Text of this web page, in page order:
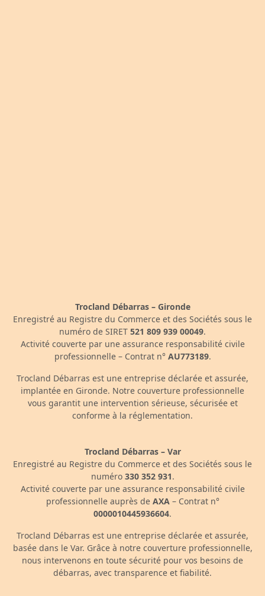
Trocland Débarras – Gironde
Enregistré au Registre du Commerce et des Sociétés sous le
numéro de SIRET 521 809 939 00049.
Activité couverte par une assurance responsabilité civile
professionnelle – Contrat n° AU773189.
Trocland Débarras est une entreprise déclarée et assurée,
implantée en Gironde. Notre couverture professionnelle
vous garantit une intervention sérieuse, sécurisée et
conforme à la réglementation.
Trocland Débarras – Var
Enregistré au Registre du Commerce et des Sociétés sous le
numéro 330 352 931.
Activité couverte par une assurance responsabilité civile
professionnelle auprès de AXA– Contrat n°
0000010445936604.
Trocland Débarras est une entreprise déclarée et assurée,
basée dans le Var. Grâce à notre couverture professionnelle,
nous intervenons en toute sécurité pour vos besoins de
débarras, avec transparence et fiabilité.